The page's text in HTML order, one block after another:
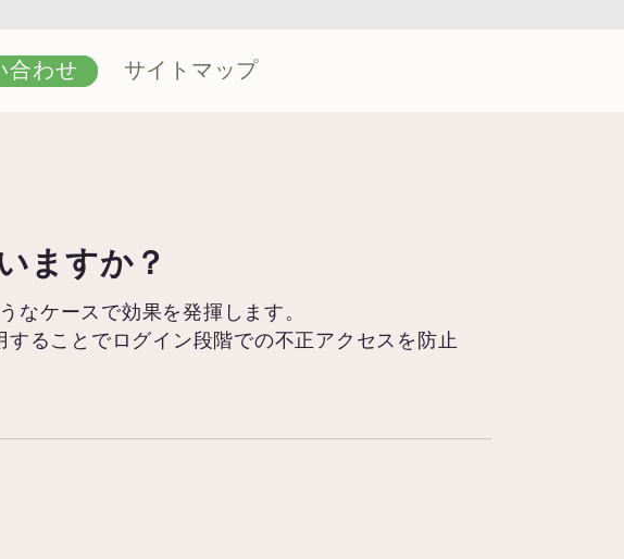
合わせ サイトマップ
ますか？
なケースで効果を発揮します。
ることでログイン段階での不正アクセスを防止